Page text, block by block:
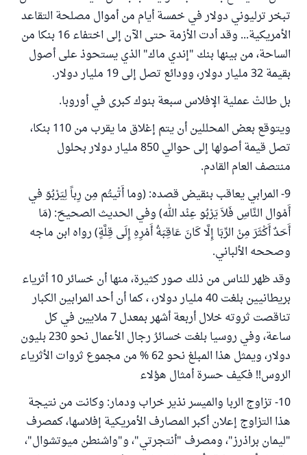
تبخر ترليوني دولار في خمسة أيام من أموال مصلحة التقاعد
الأمريكية... وقد أدت الأزمة حتى الآن إلى اختفاء 16 بنكا من
الساحة، من بينها بنك "إندي ماك" الذي يستحوذ على أصول
بقيمة 32 مليار دولار، وودائع تصل إلى 19 مليار دولار.
بل طالتْ عملية الإفلاس سبعة بنوك كبرى في أوروبا.
ويتوقع بعض المحللين أن يتم إغلاق ما يقرب من 110 بنكا،
تصل قيمة أصولها إلى حوالي 850 مليار دولار بحلول
منتصف العام القادم.
9- المرابي يعاقب بنقيض قصده: (وما أَتْيتُم مِن رِباً لِيَرْبُوَ في
أَمْوال النَّاسِ فَلاَ يَرْبُو عِنْد الله) وفي الحديث الصحيحَ: (مَا
أَحَدٌ أَكْثَرَ مِنْ الرِّبَا إِلَّا كَانَ عَاقِبَةُ أَمْرِهِ إِلَى قِلَّةٍ) رواه ابن ماجه
وصححه الألباني.
وقد ظهر للناس من ذلك صور كثيرة، منها أن خسائر 10 أثرياء
بريطانيين بلغت 40 مليار دولار، ، كما أن أحد المرابين الكبار
تناقصت ثروته خلال أربعة أشهر بمعدل 7 ملايين في كل
ساعة، وفي روسيا بلغت خسائرُ رجال الأعمال نحو 230 بليون
دولار، ويمثل هذا المبلغ نحو 62 % من مجموع ثروات الأثرياء
الروس!! فكيف حسرة أمثال هؤلاء
10- تزاوج الربا والميسر نذير خراب ودمار: وكانت من نتيجة
هذا التزاوج إعلان أكبر المصارف الأمريكية إفلاسها، كمصرف
"ليمان براذرز"، ومصرف "أنتجرتي"، و"واشنطن ميوتشوال"،